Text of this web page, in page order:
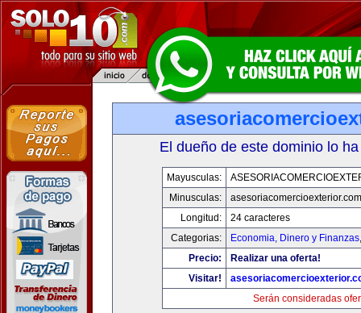
El dueño de este dominio lo
Mayusculas:
Minusculas:
asesoriacomercioexterior.com
Longitud:
24 caracteres
Categorias:
Economia, Dinero y Finanzas
Precio:
Realizar una oferta!
Visitar!
Serán consideradas